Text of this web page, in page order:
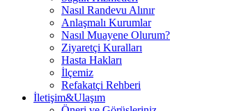
Nasıl Randevu Alınır
Anlaşmalı Kurumlar
Nasıl Muayene Olurum?
Ziyaretçi Kuralları
Hasta Hakları
İlçemiz
Refakatçi Rehberi
İletişim&Ulaşım